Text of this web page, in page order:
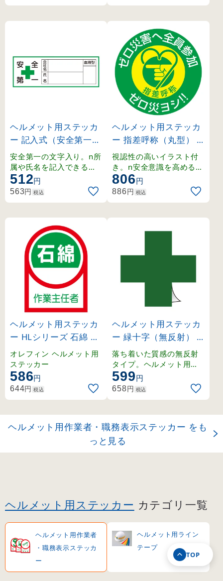
ヘルメット用ステッカ
ー 記入式（安全第一）
30×80mm 会社名 (23
3105)
安全第一の文字入り。n所
属や氏名を記入できるス
テッカー。
512円
563円 税込
ヘルメット用ステッカ
ー 指差呼称（丸型）
ゼロ災害へ全員参加 ゼ
ロ災ヨシ!! (204008)
視認性の高いイラスト付
き。n安全意識を高める5
0mm丸型ステッカー。
806円
886円 税込
ヘルメット用ステッカ
ー HLシリーズ 石綿 作
業主任者 (233127)
オレフィン ヘルメット用
ステッカー
586円
644円 税込
ヘルメット用ステッカ
ー 緑十字（無反射）
正方形タイプ 10枚1組
(233103)
落ち着いた質感の無反射
タイプ。ヘルメット用の
スタンダードな緑十字ス
テッカー。
599円
658円 税込
ヘルメット用作業者・職務表示ステッカー をも
っと見る
ヘルメット用ステッカー カテゴリ一覧
ヘルメット用作業者
・職務表示ステッカ
ー
ヘルメット用ライン
テープ
TOP